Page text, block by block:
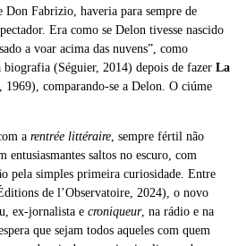
Don Fabrizio, haveria para sempre de
Era como se Delon tivesse nascido
a voar acima das nuvens”, como
biografia (Séguier, 2014) depois de fazer La
1969), comparando-se a Delon. O ciúme
a rentrée littéraire , sempre fértil não
entusiasmantes saltos no escuro, com
pela simples primeira curiosidade. Entre
de l’Observatoire, 2024), o novo
ex-jornalista e croniqueur, na rádio e na
que sejam todos aqueles com quem